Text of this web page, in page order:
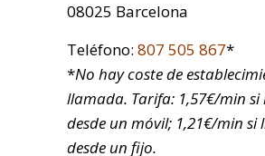
08025 Barcelona
Teléfono: 807 505 867*
*No hay coste de
llamada. Tarifa: 1,57€/min si
desde un móvil; 1,21€/min si
desde un fijo.